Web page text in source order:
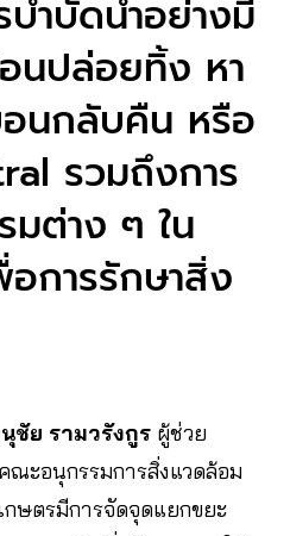
ำบัดน้ำอย่างมี
นปล่อยทิ้ง หา
นกลับคืน หรือ
รวมถึงการ
มต่าง ๆ ใน
การรักษาสิ่ง
ชัย รามวรังกูร ผู้ช่วย
ณะอนุกรรมการสิ่งแวดล้อม
กษตรมีการจัดจุดแยกขยะ